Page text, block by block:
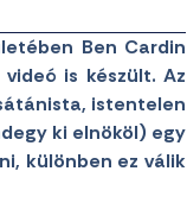
Ben Cardin
is készült. Az
istentelen
ki elnököl) egy
különben ez válik